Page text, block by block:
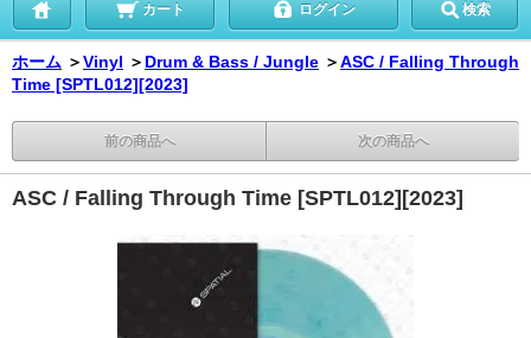
カート ログイン 検索
ホーム ＞Vinyl ＞ Drum & Bass / Jungle ＞ASC / Falling Through
Time [SPTL012][2023]
前の商品へ 次の商品へ
ASC / Falling Through Time [SPTL012][2023]